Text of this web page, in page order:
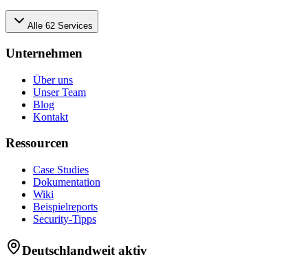
Alle 62 Services
Unternehmen
Über uns
Unser Team
Blog
Kontakt
Ressourcen
Case Studies
Dokumentation
Wiki
Beispielreports
Security-Tipps
Deutschlandweit aktiv